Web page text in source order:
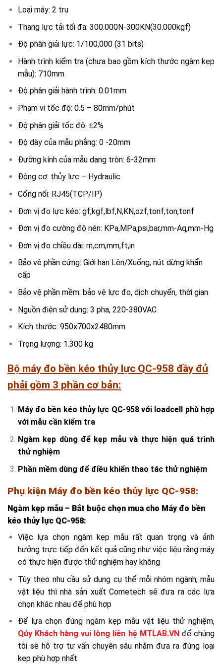
Loại máy: 2 trụ
Thang lực tải tối đa: 300.000N-300KN(30.000kgf)
Độ phân giải lực: 1/100,000 (31 bits)
Hành trình kiểm tra (chưa bao gồm kích thước ngàm kẹp
mẫu): 710mm
Độ phân giải hành trình: 0.01mm
Phạm vi tốc độ: 0.5 – 80mm/phút
Độ phân giải tốc độ: ±2%
Độ dày của mẫu phẳng: 0 -20mm
Đường kính của mẫu dạng tròn: 6-32mm
Động cơ: thủy lực – Hydraulic
Cổng nối: RJ45(TCP/IP)
Đơn vị đo lực kéo: gf,kgf,lbf,N,KN,ozf,tonf,ton,tonf
Đơn vị đo cường độ nén: KPa,MPa,psi,bar,mm-Aq,mm-Hg
Đơn vị đo chiều dài: m,cm,mm,ft,in
Bảo vệ phần cứng: Giới hạn Lên/Xuống, nút dừng khẩn
cấp
Bảo vệ phần mềm: bảo vệ lực đo, dịch chuyển, thời gian
Nguồn điện sử dụng: 3 pha, 220-380VAC
Kích thước: 950x700x2480mm
Trọng lượng: 1.300 kg
Bộ máy đo bền kéo thủy lực QC-958 đầy đủ
phải gồm 3 phần cơ bản:
Máy đo bền kéo thủy lực QC-958 với loadcell phù hợp
với mẫu cần kiểm tra
Ngàm kẹp dùng để kẹp mẫu và thực hiện quá trình
thử nghiệm
Phần mềm dùng để điều khiển thao tác thử nghiệm
Phụ kiện Máy đo bền kéo thủy lực QC-958:
Ngàm kẹp mẫu – Bắt buộc chọn mua cho Máy đo bền
kéo thủy lực QC-958:
Việc lựa chọn ngàm kẹp mẫu rất quan trọng và ảnh
hưởng trực tiếp đến kết quả cũng như việc liệu rằng máy
có thực hiện được thử nghiệm hay không
Tùy theo nhu cầu sử dụng cụ thể mỗi nhóm ngành, mẫu
vật liệu thì nhà sản xuất Cometech sẽ đưa ra các lựa
chọn khác nhau để phù hợp
Để lựa chọn đúng ngàm kẹp mẫu vật liệu thử nghiệm,
Qúy Khách hàng vui lòng liên hệ MTLAB.VNđể chúng
tôi sẽ hỗ trợ tư vấn chuyên sâu nhằm đưa ra đúng loại
kẹp phù hợp nhất